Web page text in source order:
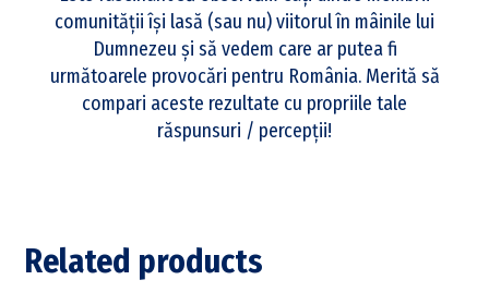
comunității își lasă (sau nu) viitorul în mâinile lui
Dumnezeu și să vedem care ar putea fi
următoarele provocări pentru România. Merită să
compari aceste rezultate cu propriile tale
răspunsuri / percepții!
Related products